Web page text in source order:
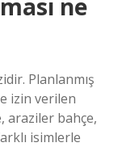
ne
Planlanmış
izin verilen
araziler bahçe,
isimlerle